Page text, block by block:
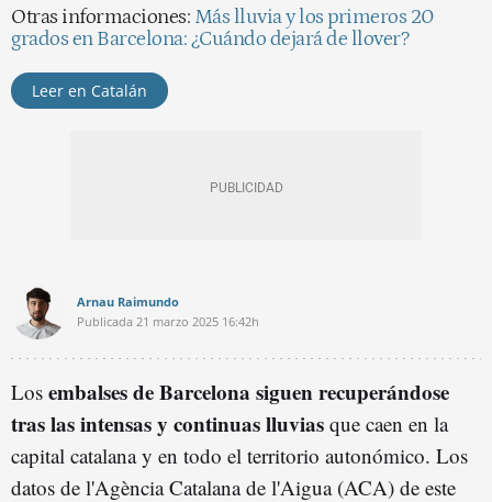
Otras informaciones: Más lluvia y los primeros 20
grados en Barcelona: ¿Cuándo dejará de llover?
Leer en Catalán
Arnau Raimundo
Publicada 21 marzo 2025 16:42h
Los embalses de Barcelona siguen recuperándose
tras las intensas y continuas lluvias que caen en la
capital catalana y en todo el territorio autonómico. Los
datos de l'Agència Catalana de l'Aigua (ACA) de este